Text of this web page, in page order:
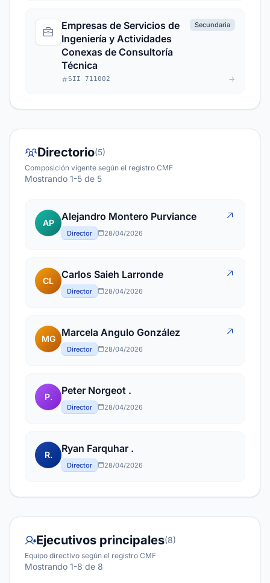
Empresas de Servicios de
Ingeniería y Actividades
Conexas de Consultoría
Técnica
Secundaria
SII 711002
Directorio(5)
Composición vigente según el registro CMF
Mostrando 1-5 de 5
AP
Alejandro Montero Purviance
Director 28/04/2026
CL
Carlos Saieh Larronde
Director 28/04/2026
MG
Marcela Angulo González
Director 28/04/2026
P.
Peter Norgeot .
Director 28/04/2026
R.
Ryan Farquhar .
Director 28/04/2026
Ejecutivos principales(8)
Equipo directivo según el registro CMF
Mostrando 1-8 de 8